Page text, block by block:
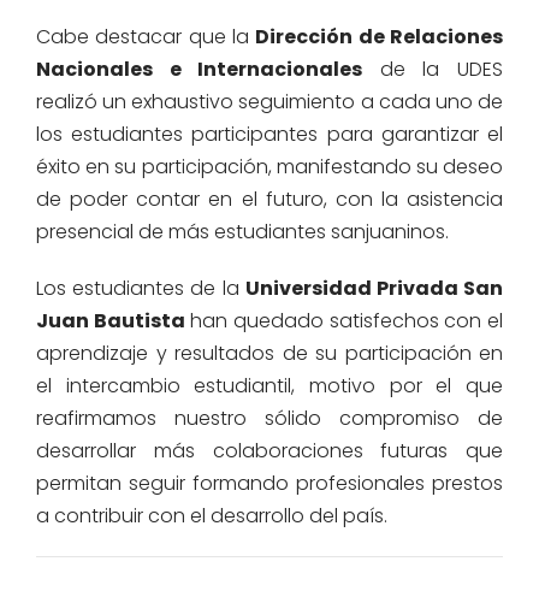
Cabe destacar que la Dirección de Relaciones
Nacionales e Internacionales de la UDES
realizó un exhaustivo seguimiento a cada uno de
los estudiantes participantes para garantizar el
éxito en su participación, manifestando su deseo
de poder contar en el futuro, con la asistencia
presencial de más estudiantes sanjuaninos.
Los estudiantes de la Universidad Privada San
Juan Bautista han quedado satisfechos con el
aprendizaje y resultados de su participación en
el intercambio estudiantil, motivo por el que
reafirmamos nuestro sólido compromiso de
desarrollar más colaboraciones futuras que
permitan seguir formando profesionales prestos
a contribuir con el desarrollo del país.